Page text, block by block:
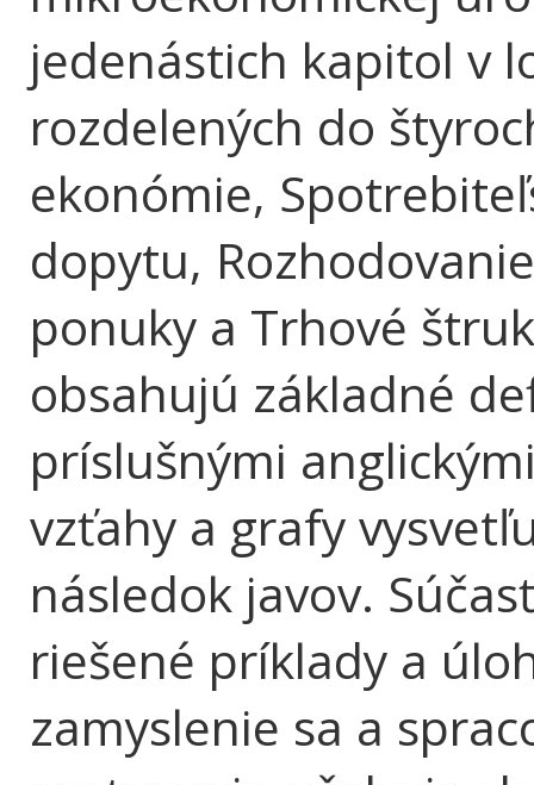
jedenástich kapitol v
rozdelených do
ekonómie,
dopytu,
ponuky a Trhové
obsahujú základné
príslušnými
vzťahy a grafy
následok javov.
riešené príklady a
zamyslenie sa a